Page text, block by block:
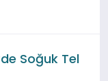
Soğuk Tel